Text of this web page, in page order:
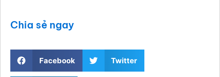
Chia sẻ ngay
Facebook Twitter